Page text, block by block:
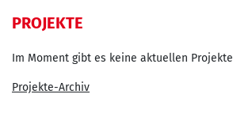
PROJEKTE
Im Moment gibt es keine aktuellen Projekte
Projekte-Archiv